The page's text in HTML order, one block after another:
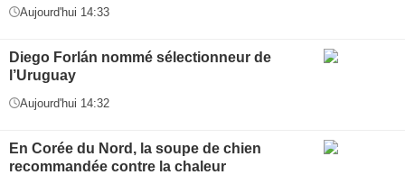
Aujourd'hui 14:33
Diego Forlán nommé sélectionneur de
l’Uruguay
Aujourd'hui 14:32
En Corée du Nord, la soupe de chien
recommandée contre la chaleur